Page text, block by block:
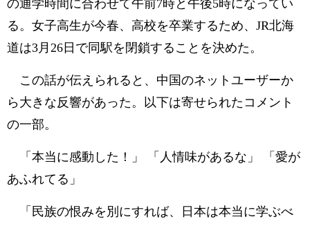
の通学時間に合わせて午前7時と午後5時になってい
る。女子高生が今春、高校を卒業するため、JR北海
道は3月26日で同駅を閉鎖することを決めた。
この話が伝えられると、中国のネットユーザーか
ら大きな反響があった。以下は寄せられたコメント
の一部。
「本当に感動した！」 「人情味があるな」 「愛が
あふれてる」
「民族の恨みを別にすれば、日本は本当に学ぶべ